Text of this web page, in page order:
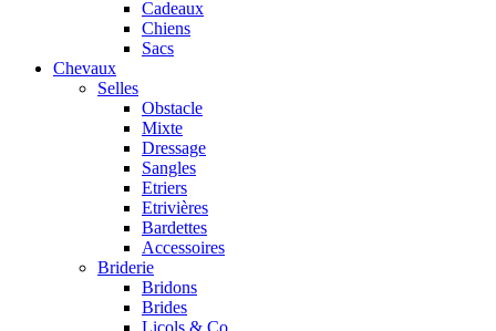
Cadeaux
Chiens
Sacs
Chevaux
Selles
Obstacle
Mixte
Dressage
Sangles
Etriers
Etrivières
Bardettes
Accessoires
Briderie
Bridons
Brides